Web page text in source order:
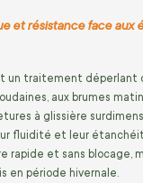
et résistance face aux
un traitement déperlant
aux brumes
à glissière
fluidité et leur
rapide et sans blocage,
en période hivernale.